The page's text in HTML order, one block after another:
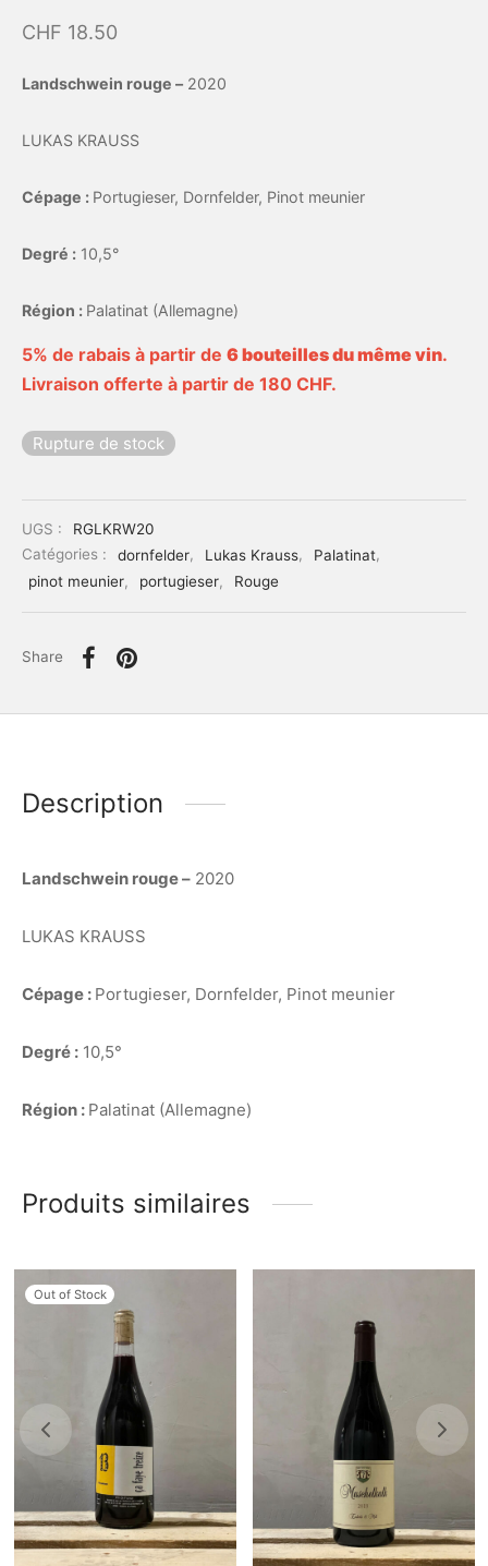
CHF 18.50
Landschwein rouge – 2020
LUKAS KRAUSS
Cépage : Portugieser, Dornfelder, Pinot meunier
Degré : 10,5°
Région : Palatinat (Allemagne)
5% de rabais à partir de 6 bouteilles du même vin.
Livraison offerte à partir de 180 CHF.
Rupture de stock
UGS :
RGLKRW20
Catégories :
dornfelder, Lukas Krauss, Palatinat,
pinot meunier, portugieser, Rouge
Share
Description
Landschwein rouge – 2020
LUKAS KRAUSS
Cépage : Portugieser, Dornfelder, Pinot meunier
Degré : 10,5°
Région : Palatinat (Allemagne)
Produits similaires
Out of Stock